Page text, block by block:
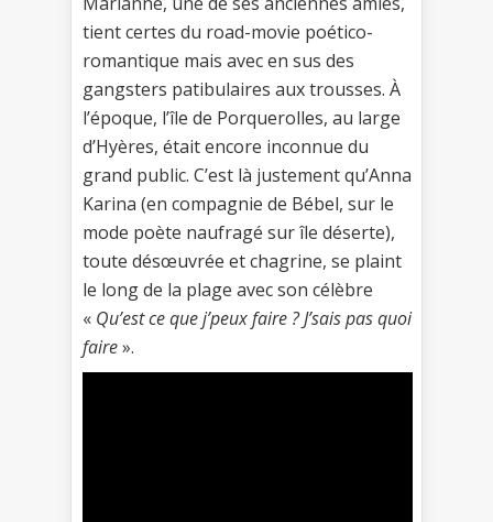
tient certes du road-movie poético-
romantique mais avec en sus des
gangsters patibulaires aux trousses. À
l’époque, l’île de Porquerolles, au large
d’Hyères, était encore inconnue du
grand public. C’est là justement qu’Anna
Karina (en compagnie de Bébel, sur le
mode poète naufragé sur île déserte),
toute désœuvrée et chagrine, se plaint
le long de la plage avec son célèbre
« Qu’est ce que j’peux faire ? J’sais pas quoi
faire».